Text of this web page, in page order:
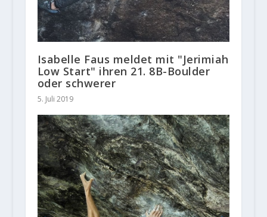
Isabelle Faus meldet mit "Jerimiah
Low Start" ihren 21. 8B-Boulder
oder schwerer
5. Juli 2019